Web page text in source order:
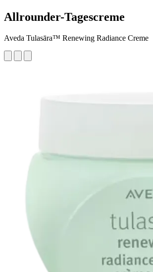
Allrounder-Tagescreme
Aveda Tulasāra™ Renewing Radiance Creme